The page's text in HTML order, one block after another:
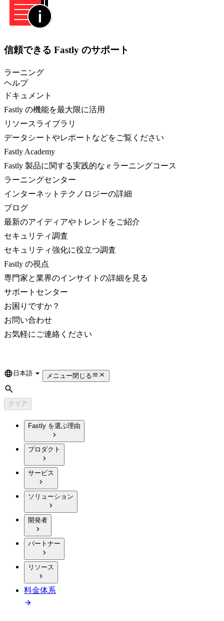
信頼できる Fastly のサポート
ラーニング
ヘルプ
ドキュメント
Fastly の機能を最大限に活用
リソースライブラリ
データシートやレポートなどをご覧ください
Fastly Academy
Fastly 製品に関する実践的な e ラーニングコース
ラーニングセンター
インターネットテクノロジーの詳細
ブログ
最新のアイディアやトレンドをご紹介
セキュリティ調査
セキュリティ強化に役立つ調査
Fastly の視点
専門家と業界のインサイトの詳細を見る
サポートセンター
お困りですか？
お問い合わせ
お気軽にご連絡ください
Language
日本語 メニュー閉じる
検索
クリア
Fastly を選ぶ理由
プロダクト
サービス
ソリューション
開発者
パートナー
リソース
料金体系